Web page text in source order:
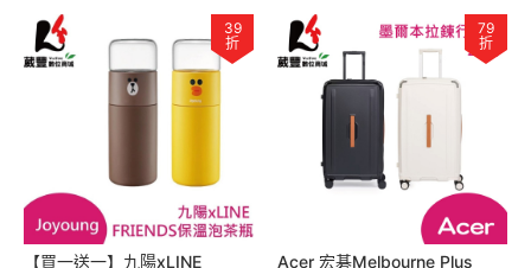
39
折
【買一送一】九陽xLINE
79
折
Acer 宏碁Melbourne Plus